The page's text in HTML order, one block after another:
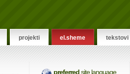
projekti el.sheme tekstovi
preferredsite language